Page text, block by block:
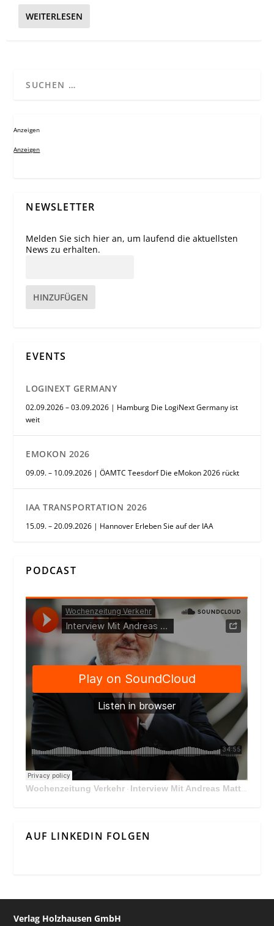
WEITERLESEN
Anzeigen
Anzeigen
NEWSLETTER
Melden Sie sich hier an, um laufend die aktuellsten
News zu erhalten.
HINZUFÜGEN
EVENTS
LOGINEXT GERMANY
02.09.2026 – 03.09.2026 | Hamburg Die LogiNext Germany ist
weit
EMOKON 2026
09.09. – 10.09.2026 | ÖAMTC Teesdorf Die eMokon 2026 rückt
IAA TRANSPORTATION 2026
15.09. – 20.09.2026 | Hannover Erleben Sie auf der IAA
PODCAST
Wochenzeitung Verkehr · Interview Mit Andreas Matthä, CEO der ÖBB Holding
AUF LINKEDIN FOLGEN
Verlag Holzhausen GmbH